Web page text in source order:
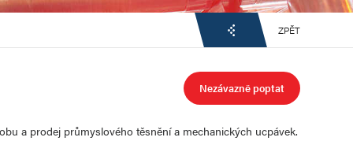
ZPĚT
Nezávazně poptat
a prodej průmyslového těsnění a mechanických ucpávek.